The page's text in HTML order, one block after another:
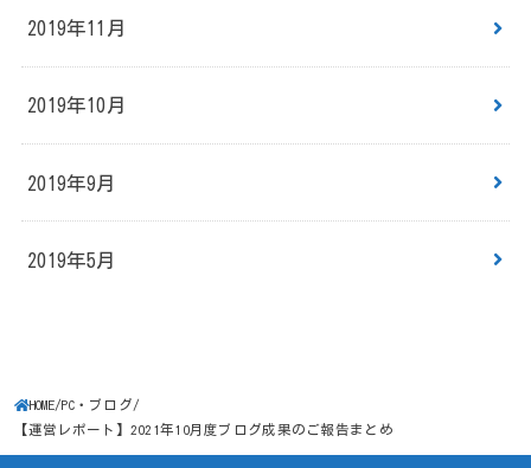
2019年11月
2019年10月
2019年9月
2019年5月
HOME PC・ブログ
【運営レポート】2021年10月度ブログ成果のご報告まとめ